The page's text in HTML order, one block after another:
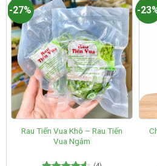
-27%
Rau Tiến Vua Khô – Rau Tiến
Vua Ngâm
-